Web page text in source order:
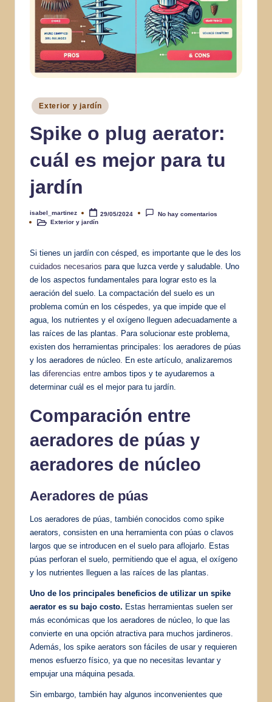
Publicado
en
Exterior y jardín
Spike o plug aerator:
cuál es mejor para tu
jardín
Publicado
por
isabel_martinez 29/05/2024
No hay comentarios
PublicadoExterior y jardín
Si tienes un jardín con césped, es importante que le des los
cuidados necesarios para que luzca verde y saludable. Uno
de los aspectos fundamentales para lograr esto es la
aeración del suelo. La compactación del suelo es un
problema común en los céspedes, ya que impide que el
agua, los nutrientes y el oxígeno lleguen adecuadamente a
las raíces de las plantas. Para solucionar este problema,
existen dos herramientas principales: los aeradores de púas
y los aeradores de núcleo. En este artículo, analizaremos
las diferencias entre ambos tipos y te ayudaremos a
determinar cuál es el mejor para tu jardín.
Comparación entre
aeradores de púas y
aeradores de núcleo
Aeradores de púas
Los aeradores de púas, también conocidos como spike
aerators, consisten en una herramienta con púas o clavos
largos que se introducen en el suelo para aflojarlo. Estas
púas perforan el suelo, permitiendo que el agua, el oxígeno
y los nutrientes lleguen a las raíces de las plantas.
Uno de los principales beneficios de utilizar un spike
aerator es su bajo costo. Estas herramientas suelen ser
más económicas que los aeradores de núcleo, lo que las
convierte en una opción atractiva para muchos jardineros.
Además, los spike aerators son fáciles de usar y requieren
menos esfuerzo físico, ya que no necesitas levantar y
empujar una máquina pesada.
Sin embargo, también hay algunos inconvenientes que